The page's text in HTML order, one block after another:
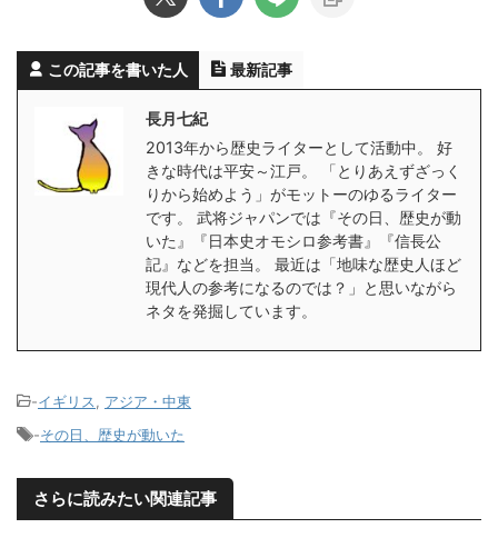
この記事を書いた人 最新記事
長月七紀
2013年から歴史ライターとして活動中。 好
きな時代は平安～江戸。 「とりあえずざっく
りから始めよう」がモットーのゆるライター
です。 武将ジャパンでは『その日、歴史が動
いた』『日本史オモシロ参考書』『信長公
記』などを担当。 最近は「地味な歴史人ほど
現代人の参考になるのでは？」と思いながら
ネタを発掘しています。
-イギリス
アジア・中東
-その日、歴史が動いた
さらに読みたい関連記事